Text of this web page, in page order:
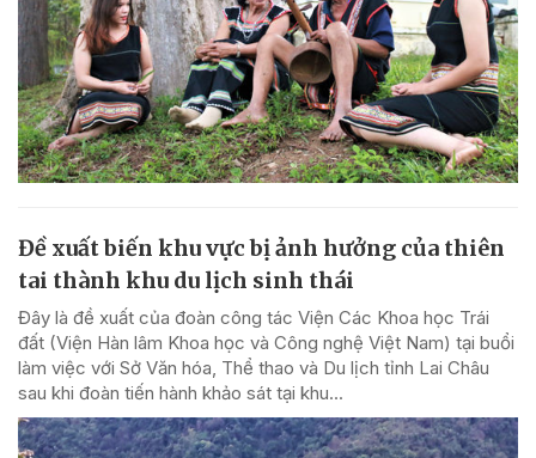
Đề xuất biến khu vực bị ảnh hưởng của thiên
tai thành khu du lịch sinh thái
Đây là đề xuất của đoàn công tác Viện Các Khoa học Trái
đất (Viện Hàn lâm Khoa học và Công nghệ Việt Nam) tại buổi
làm việc với Sở Văn hóa, Thể thao và Du lịch tỉnh Lai Châu
sau khi đoàn tiến hành khảo sát tại khu...